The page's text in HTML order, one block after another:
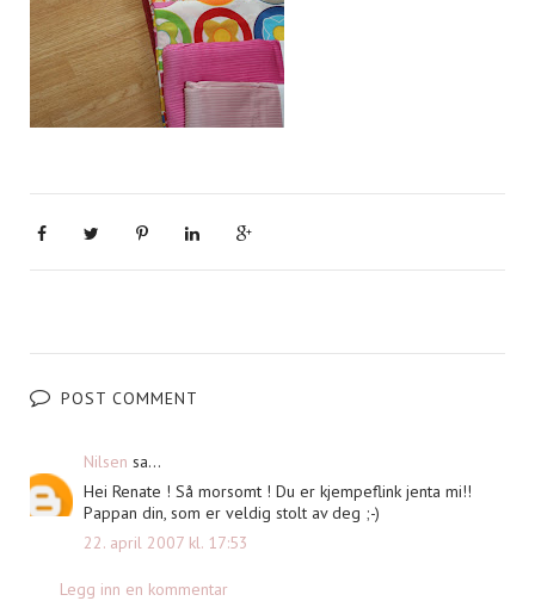
POST COMMENT
Nilsen sa...
Hei Renate ! Så morsomt ! Du er kjempeflink jenta mi!!
Pappan din, som er veldig stolt av deg ;-)
22. april 2007 kl. 17:53
Legg inn en kommentar